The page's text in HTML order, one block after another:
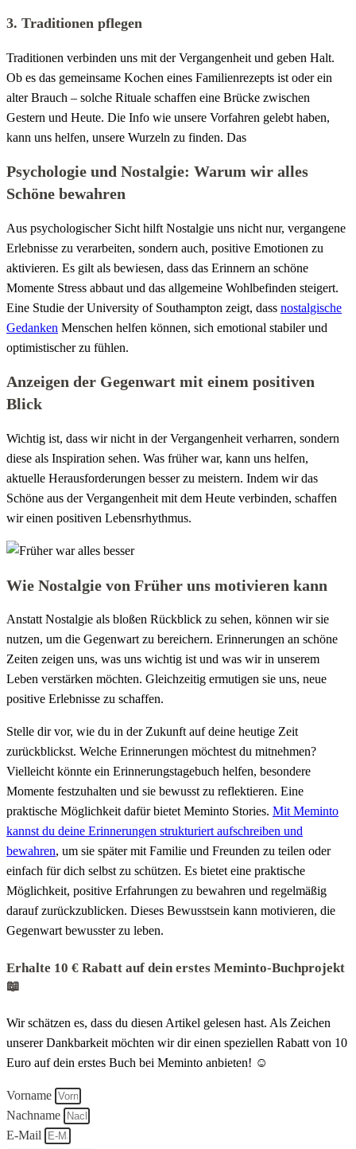
3. Traditionen pflegen
Traditionen verbinden uns mit der Vergangenheit und geben Halt.
Ob es das gemeinsame Kochen eines Familienrezepts ist oder ein
alter Brauch – solche Rituale schaffen eine Brücke zwischen
Gestern und Heute. Die Info wie unsere Vorfahren gelebt haben,
kann uns helfen, unsere Wurzeln zu finden. Das
Psychologie und Nostalgie: Warum wir alles
Schöne bewahren
Aus psychologischer Sicht hilft Nostalgie uns nicht nur, vergangene
Erlebnisse zu verarbeiten, sondern auch, positive Emotionen zu
aktivieren. Es gilt als bewiesen, dass das Erinnern an schöne
Momente Stress abbaut und das allgemeine Wohlbefinden steigert.
Eine Studie der University of Southampton zeigt, dass nostalgische
Gedanken Menschen helfen können, sich emotional stabiler und
optimistischer zu fühlen.
Anzeigen der Gegenwart mit einem positiven
Blick
Wichtig ist, dass wir nicht in der Vergangenheit verharren, sondern
diese als Inspiration sehen. Was früher war, kann uns helfen,
aktuelle Herausforderungen besser zu meistern. Indem wir das
Schöne aus der Vergangenheit mit dem Heute verbinden, schaffen
wir einen positiven Lebensrhythmus.
Wie Nostalgie von Früher uns motivieren kann
Anstatt Nostalgie als bloßen Rückblick zu sehen, können wir sie
nutzen, um die Gegenwart zu bereichern. Erinnerungen an schöne
Zeiten zeigen uns, was uns wichtig ist und was wir in unserem
Leben verstärken möchten. Gleichzeitig ermutigen sie uns, neue
positive Erlebnisse zu schaffen.
Stelle dir vor, wie du in der Zukunft auf deine heutige Zeit
zurückblickst. Welche Erinnerungen möchtest du mitnehmen?
Vielleicht könnte ein Erinnerungstagebuch helfen, besondere
Momente festzuhalten und sie bewusst zu reflektieren. Eine
praktische Möglichkeit dafür bietet Meminto Stories. Mit Meminto
kannst du deine Erinnerungen strukturiert aufschreiben und
bewahren, um sie später mit Familie und Freunden zu teilen oder
einfach für dich selbst zu schützen. Es bietet eine praktische
Möglichkeit, positive Erfahrungen zu bewahren und regelmäßig
darauf zurückzublicken. Dieses Bewusstsein kann motivieren, die
Gegenwart bewusster zu leben.
Erhalte 10 € Rabatt auf dein erstes Meminto-Buchprojekt
📖
Wir schätzen es, dass du diesen Artikel gelesen hast. Als Zeichen
unserer Dankbarkeit möchten wir dir einen speziellen Rabatt von 10
Euro auf dein erstes Buch bei Meminto anbieten! ☺️
Vorname
Nachname
E-Mail